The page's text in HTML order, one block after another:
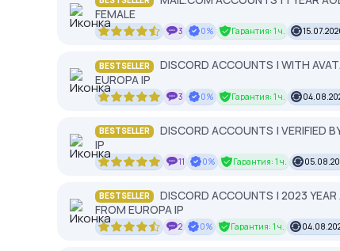
FEMALE
3 0% Гарантия: 1 ч.
BESTSELLER
DISCORD ACCOUNTS | WITH
EUROPA IP
3 0% Гарантия: 1 ч.
BESTSELLER
DISCORD ACCOUNTS | VERIFIED
IP
11 0% Гарантия: 1 ч.
BESTSELLER
DISCORD ACCOUNTS | 2023 YEAR
FROM EUROPA IP
2 0% Гарантия: 1 ч.